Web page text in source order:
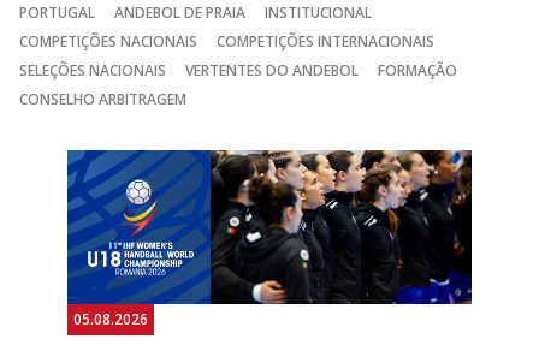
PORTUGAL
ANDEBOL DE PRAIA
INSTITUCIONAL
COMPETIÇÕES NACIONAIS
COMPETIÇÕES INTERNACIONAIS
SELEÇÕES NACIONAIS
VERTENTES DO ANDEBOL
FORMAÇÃO
CONSELHO ARBITRAGEM
05.08.2026
Anterior